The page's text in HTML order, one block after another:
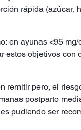
rápida (azúcar,
en ayunas <95
objetivos
remitir pero, el
postparto
pudiendo ser